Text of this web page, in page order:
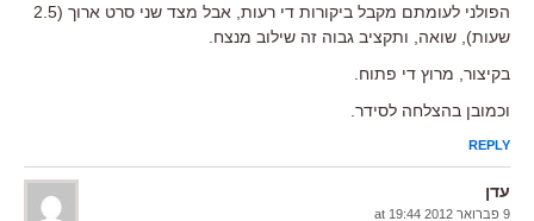
הפולני לעומתם מקבל ביקורות די רעות, אבל מצד שני סרט ארוך (2.5
שעות), שואה, ותקציב גבוה זה שילוב מנצח.
בקיצור, מרוץ די פתוח.
וכמובן בהצלחה לסידר.
REPLY
עדן
9 פברואר 2012 at 19:44